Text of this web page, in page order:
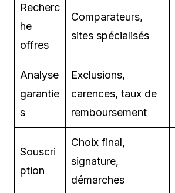
Recherc
he
offres
Comparateurs,
sites spécialisés
Analyse
garantie
s
Exclusions,
carences, taux de
remboursement
Souscri
ption
Choix final,
signature,
démarches